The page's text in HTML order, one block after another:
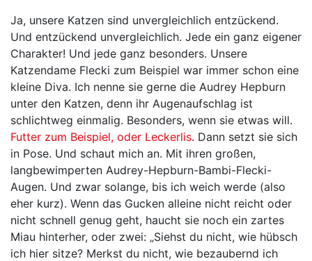
Ja, unsere Katzen sind unvergleichlich entzückend.
Und entzückend unvergleichlich. Jede ein ganz eigener
Charakter! Und jede ganz besonders. Unsere
Katzendame Flecki zum Beispiel war immer schon eine
kleine Diva. Ich nenne sie gerne die Audrey Hepburn
unter den Katzen, denn ihr Augenaufschlag ist
schlichtweg einmalig. Besonders, wenn sie etwas will.
Futter zum Beispiel, oder Leckerlis. Dann setzt sie sich
in Pose. Und schaut mich an. Mit ihren großen,
langbewimperten Audrey-Hepburn-Bambi-Flecki-
Augen. Und zwar solange, bis ich weich werde (also
eher kurz). Wenn das Gucken alleine nicht reicht oder
nicht schnell genug geht, haucht sie noch ein zartes
Miau hinterher, oder zwei: „Siehst du nicht, wie hübsch
ich hier sitze? Merkst du nicht, wie bezaubernd ich